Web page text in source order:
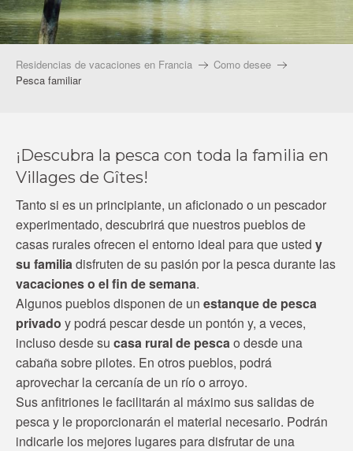
Residencias de vacaciones en Francia
Como desee
Pesca familiar
¡Descubra la pesca con toda la familia en
Villages de Gîtes!
Tanto si es un principiante, un aficionado o un pescador
experimentado, descubrirá que nuestros pueblos de
casas rurales ofrecen el entorno ideal para que usted y
su familiadisfruten de su pasión por la pesca durante las
vacaciones o el fin de semana.
Algunos pueblos disponen de un estanque de pesca
privado y podrá pescar desde un pontón y, a veces,
incluso desde su casa rural de pescao desde una
cabaña sobre pilotes. En otros pueblos, podrá
aprovechar la cercanía de un río o arroyo.
Sus anfitriones le facilitarán al máximo sus salidas de
pesca y le proporcionarán el material necesario. Podrán
indicarle los mejores lugares para disfrutar de una